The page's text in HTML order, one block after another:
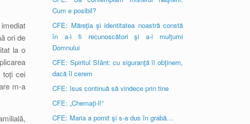
ori de
la o
toți cei
m-a
Cum e posibil?
CFE: Măreţia şi identitatea noastră constă
în a-i fi recunoscători şi a-i mulţumi
Domnului
CFE: Spiritul Sfânt: cu siguranţă îl obţinem,
dacă îl cerem
CFE: Isus continuă să vindece prin tine
CFE: „Chemaţi-l!”
CFE: Maria a pornit şi s-a dus în grabă…